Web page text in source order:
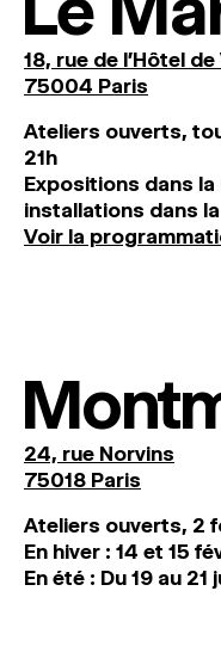
18, rue de l'Hôtel de
75004 Paris
Ateliers ouverts,
21h
Expositions dans la
installations dans
Voir la
24, rue Norvins
75018 Paris
Ateliers ouverts, 2
En hiver : 14 et 15
En été : Du 19 au 21